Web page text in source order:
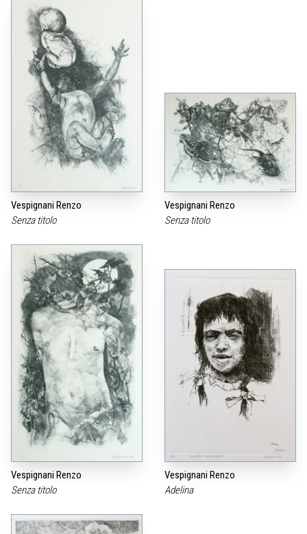
Vespignani Renzo
Senza titolo
Vespignani Renzo
Senza titolo
Vespignani Renzo
Senza titolo
Vespignani Renzo
Adelina